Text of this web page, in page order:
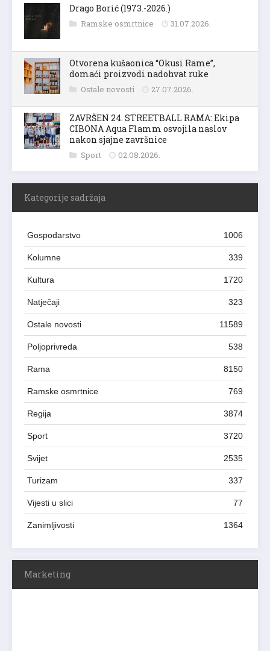
Drago Borić (1973.-2026.)
Ramske osmrtnice 31.07.2026.
Otvorena kušaonica “Okusi Rame”,
domaći proizvodi nadohvat ruke
Ostale novosti 27.07.2026.
ZAVRŠEN 24. STREETBALL RAMA: Ekipa
CIBONA Aqua Flamm osvojila naslov
nakon sjajne završnice
Sport 02.08.2026.
Kategorije sadržaja
Gospodarstvo 1006
Kolumne 339
Kultura 1720
Natječaji 323
Ostale novosti 11589
Poljoprivreda 538
Rama 8150
Ramske osmrtnice 769
Regija 3874
Sport 3720
Svijet 2535
Turizam 337
Vijesti u slici 77
Zanimljivosti 1364
Marketing